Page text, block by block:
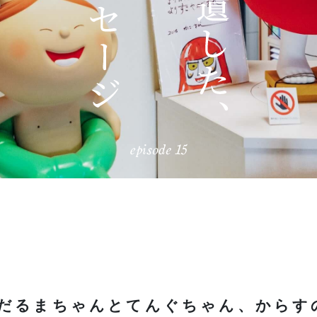
るまちゃんとてんぐちゃん、からす